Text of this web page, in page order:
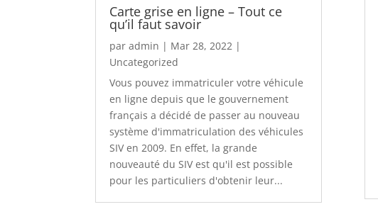
Carte grise en ligne – Tout ce
qu’il faut savoir
paradmin | Mar 28, 2022 |
Uncategorized
Vous pouvez immatriculer votre véhicule
en ligne depuis que le gouvernement
français a décidé de passer au nouveau
système d'immatriculation des véhicules
SIV en 2009. En effet, la grande
nouveauté du SIV est qu'il est possible
pour les particuliers d'obtenir leur...